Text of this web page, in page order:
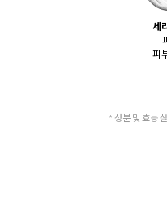
세
피
* 성분 및 효능